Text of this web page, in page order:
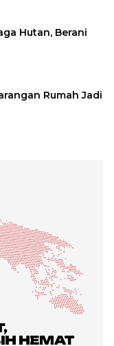
Hutan, Berani
Rumah Jadi